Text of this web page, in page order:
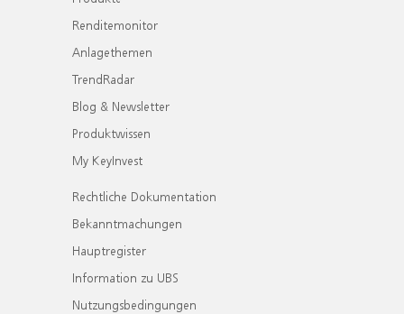
Renditemonitor
Anlagethemen
TrendRadar
Blog & Newsletter
Produktwissen
My KeyInvest
Rechtliche Dokumentation
Bekanntmachungen
Hauptregister
Information zu UBS
Nutzungsbedingungen